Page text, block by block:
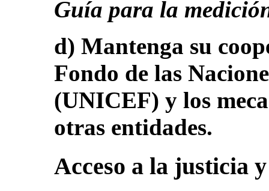
Guía para la
d) Mantenga su
Fondo de las
(UNICEF) y los
otras entidades.
Acceso a la justicia